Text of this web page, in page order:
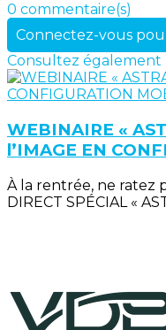
0 commentaire(s)
Connectez-vous
Consultez également
WEBINAIRE «
l’IMAGE EN
À la rentrée, ne ratez
DIRECT SPÉCIAL «